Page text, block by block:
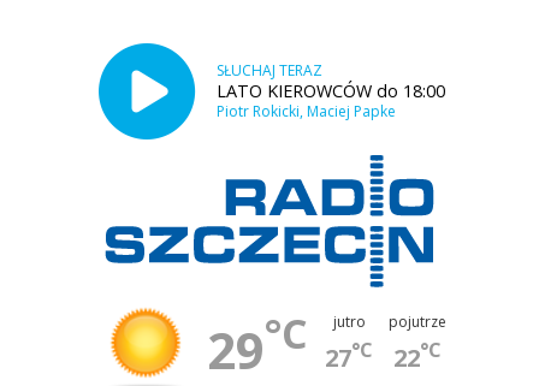
SŁUCHAJ TERAZ
LATO KIEROWCÓW do 18:00
Piotr Rokicki, Maciej Papke
29°C jutro
27°C
pojutrze
22°C